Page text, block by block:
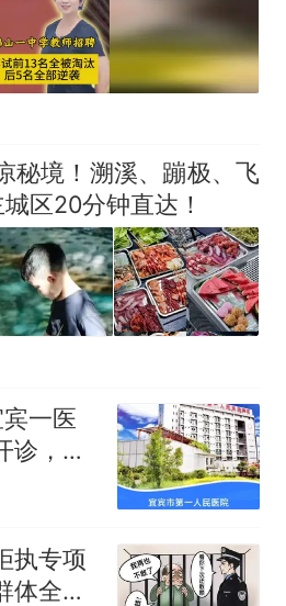
秘境！溯溪、蹦极、飞
区20分钟直达！
一医
诊，时
执专项
体全方